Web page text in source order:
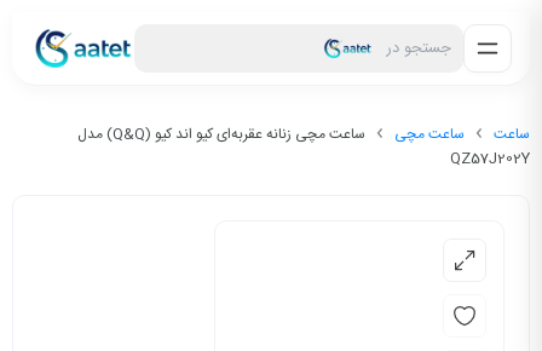
جستجو در
ساعت ساعت مچی
ساعت مچی زنانه عقربه‌ای کیو اند کیو (Q&Q) مدل
QZ57J202Y